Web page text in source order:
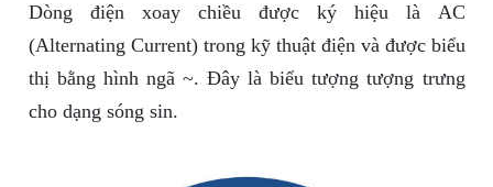
Dòng điện xoay chiều được ký hiệu là AC
(Alternating Current) trong kỹ thuật điện và được biểu
thị bằng hình ngã ~. Đây là biểu tượng tượng trưng
cho dạng sóng sin.